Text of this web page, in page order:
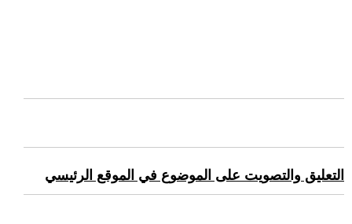
التعليق والتصويت على الموضوع في الموقع الرئيسي